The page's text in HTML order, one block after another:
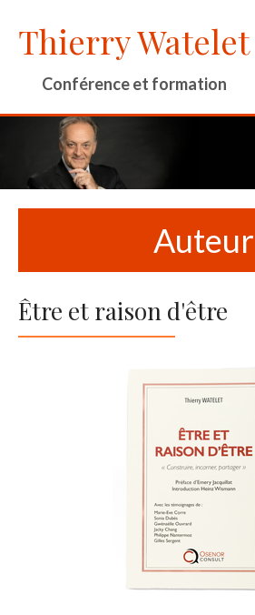
Thierry Watelet
Conférence et formation
Auteur
Être et raison d'être